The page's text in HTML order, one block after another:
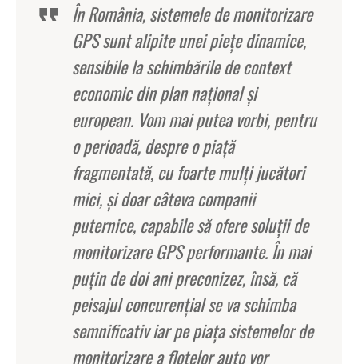
În România, sistemele de monitorizare
GPS sunt alipite unei pieţe dinamice,
sensibile la schimbările de context
economic din plan naţional şi
european. Vom mai putea vorbi, pentru
o perioadă, despre o piaţă
fragmentată, cu foarte mulţi jucători
mici, şi doar câteva companii
puternice, capabile să ofere soluţii de
monitorizare GPS performante. În mai
puţin de doi ani preconizez, însă, că
peisajul concurenţial se va schimba
semnificativ iar pe piaţa sistemelor de
monitorizare a flotelor auto vor